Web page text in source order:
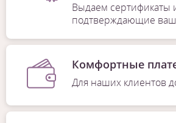
Выдаем сертификаты
подтверждающие
Комфортные
Для наших клиентов